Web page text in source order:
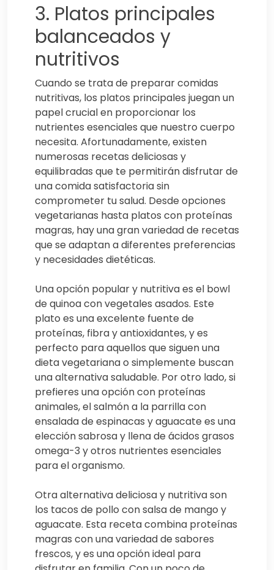
3. Platos principales
balanceados y
nutritivos
Cuando se trata de preparar comidas
nutritivas, los platos principales juegan un
papel crucial en proporcionar los
nutrientes esenciales que nuestro cuerpo
necesita. Afortunadamente, existen
numerosas recetas deliciosas y
equilibradas que te permitirán disfrutar de
una comida satisfactoria sin
comprometer tu salud. Desde opciones
vegetarianas hasta platos con proteínas
magras, hay una gran variedad de recetas
que se adaptan a diferentes preferencias
y necesidades dietéticas.
Una opción popular y nutritiva es el bowl
de quinoa con vegetales asados. Este
plato es una excelente fuente de
proteínas, fibra y antioxidantes, y es
perfecto para aquellos que siguen una
dieta vegetariana o simplemente buscan
una alternativa saludable. Por otro lado, si
prefieres una opción con proteínas
animales, el salmón a la parrilla con
ensalada de espinacas y aguacate es una
elección sabrosa y llena de ácidos grasos
omega-3 y otros nutrientes esenciales
para el organismo.
Otra alternativa deliciosa y nutritiva son
los tacos de pollo con salsa de mango y
aguacate. Esta receta combina proteínas
magras con una variedad de sabores
frescos, y es una opción ideal para